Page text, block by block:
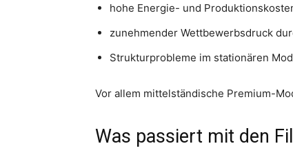
hohe Energie- und
zunehmender Wettbewerbsdruck
Strukturprobleme im stationären
Vor allem mittelständische Premium-
Was passiert mit den